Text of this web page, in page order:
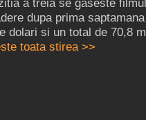
a treia se gaseste
dupa prima
dolari si un total de 70,8
toata stirea >>